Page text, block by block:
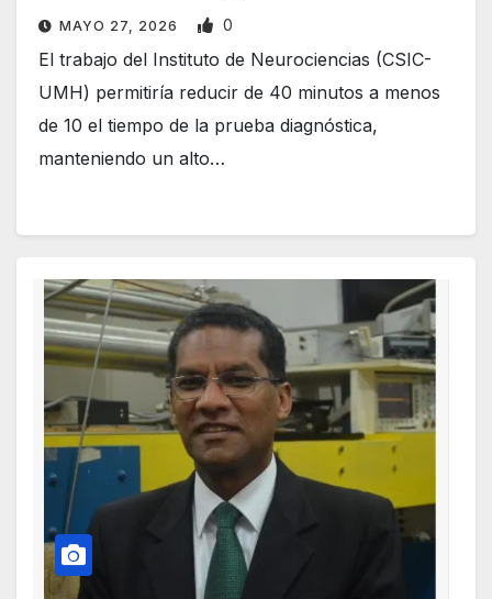
MAYO 27, 2026 0
El trabajo del Instituto de Neurociencias (CSIC-
UMH) permitiría reducir de 40 minutos a menos
de 10 el tiempo de la prueba diagnóstica,
manteniendo un alto…